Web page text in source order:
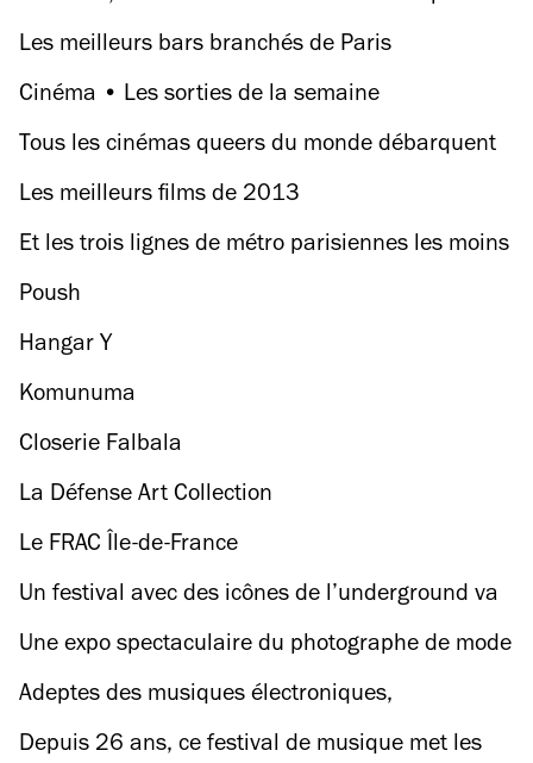
dans l’Egypte des pharaons
Les meilleurs bars branchés de Paris
Cinéma • Les sorties de la semaine
Tous les cinémas queers du monde débarquent
à Paris pour le festival Chéries-Chéris
Les meilleurs films de 2013
Et les trois lignes de métro parisiennes les moins
ponctuelles sont…
Poush
Hangar Y
Komunuma
Closerie Falbala
La Défense Art Collection
Le FRAC Île-de-France
Un festival avec des icônes de l’underground va
secouer Boulbi fin novembre
Une expo spectaculaire du photographe de mode
Juergen Teller débarque à Paris
Adeptes des musiques électroniques,
expérimentales ou minimalistes, votre festival
Depuis 26 ans, ce festival de musique met les